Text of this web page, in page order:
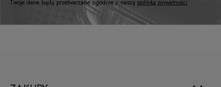
Twoje dane będą przetwarzane zgodnie z naszą polityką prywatności